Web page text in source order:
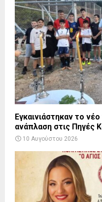
Εγκαινιάστηκαν το
ανάπλαση στις Πηγές
10 Αυγούστου 2026